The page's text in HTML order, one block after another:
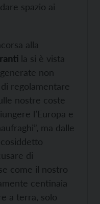
spazio ai
alla
la si è vista
, generate non
regolamentare
nostre coste
l’Europa e
ma dalle
di
come il nostro
centinaia
a terra, solo